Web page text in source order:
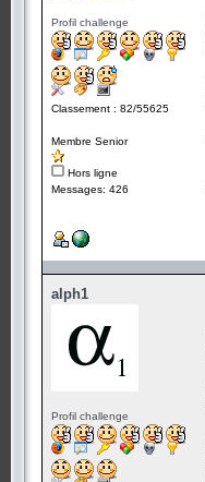
Profil challenge
Classement : 82/55625
Membre Senior
Hors ligne
Messages: 426
alph1
Profil challenge